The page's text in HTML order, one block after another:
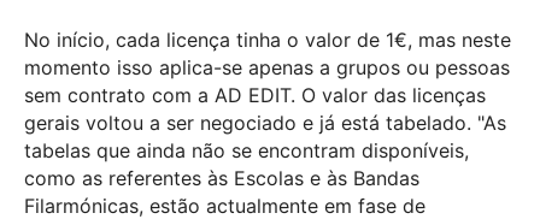
No início, cada licença tinha o valor de 1€, mas neste
momento isso aplica-se apenas a grupos ou pessoas
sem contrato com a AD EDIT. O valor das licenças
gerais voltou a ser negociado e já está tabelado. "As
tabelas que ainda não se encontram disponíveis,
como as referentes às Escolas e às Bandas
Filarmónicas, estão actualmente em fase de